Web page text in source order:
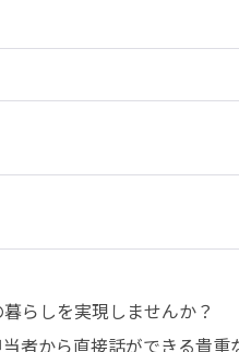
らしを実現しませんか？
者から直接話ができる貴重